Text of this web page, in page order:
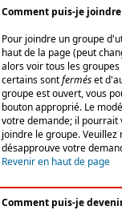
Comment puis-je
Pour joindre un groupe
haut de la page (peut
alors voir tous les
certains sontferméset
groupe est ouvert, vous
bouton approprié. Le
votre demande; il pourrait
joindre le groupe.
désapprouve votre
Revenir en haut de page
Comment puis-je